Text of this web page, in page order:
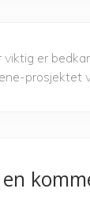
viktig er
prosjektet